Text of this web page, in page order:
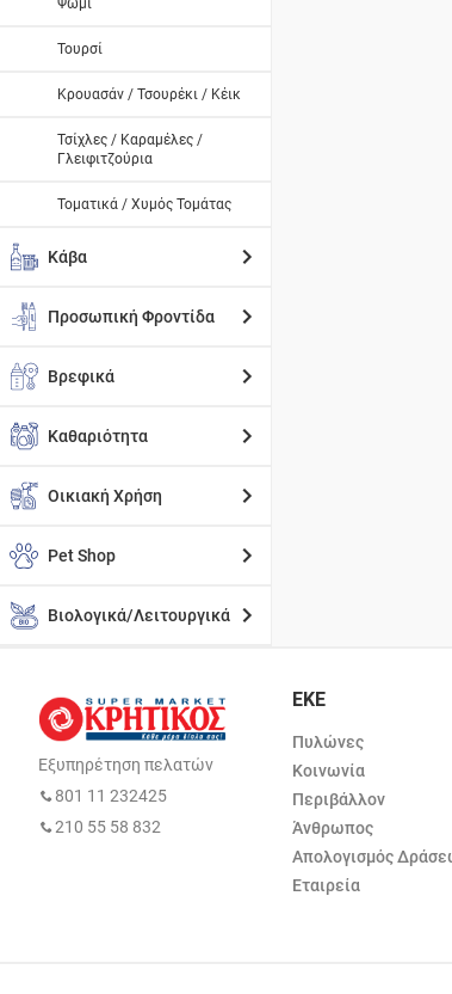
Ψωμί
Τουρσί
Κρουασάν / Τσουρέκι / Κέικ
Τσίχλες / Καραμέλες /
Γλειφιτζούρια
Τοματικά / Χυμός Τομάτας
Κάβα
Προσωπική Φροντίδα
Βρεφικά
Καθαριότητα
Οικιακή Χρήση
Pet Shop
Βιολογικά/Λειτουργικά
Εξυπηρέτηση πελατών
801 11 232425
210 55 58 832
ΕΚΕ
Πυλώνες
Κοινωνία
Περιβάλλον
Άνθρωπος
Απολογισμός
Εταιρεία